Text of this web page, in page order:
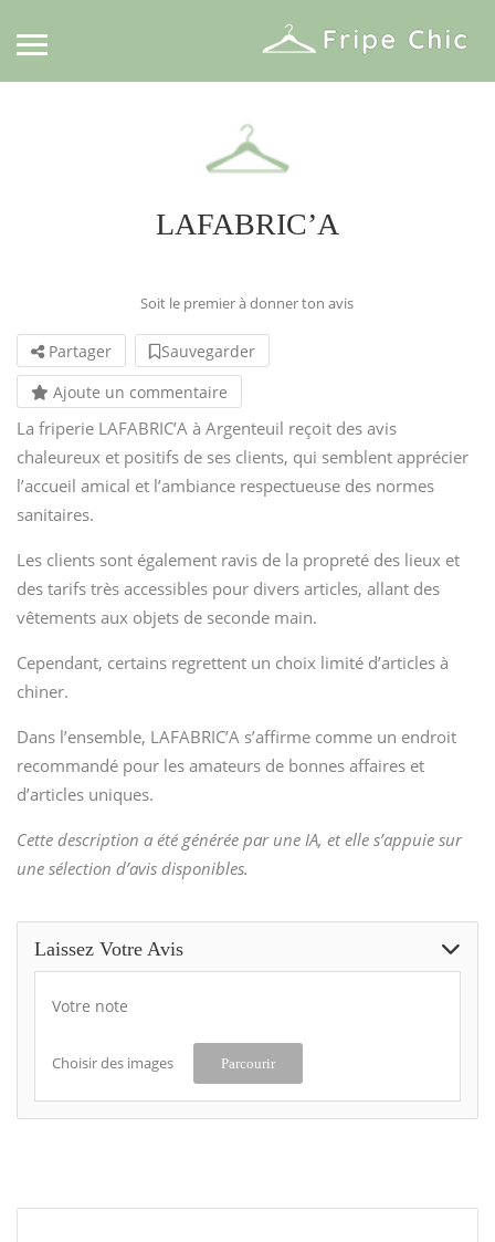
LAFABRIC’A
Soit le premier à donner ton avis
Partager
Sauvegarder
Ajoute un commentaire
La friperie LAFABRIC’A à Argenteuil reçoit des avis
chaleureux et positifs de ses clients, qui semblent apprécier
l’accueil amical et l’ambiance respectueuse des normes
sanitaires.
Les clients sont également ravis de la propreté des lieux et
des tarifs très accessibles pour divers articles, allant des
vêtements aux objets de seconde main.
Cependant, certains regrettent un choix limité d’articles à
chiner.
Dans l’ensemble, LAFABRIC’A s’affirme comme un endroit
recommandé pour les amateurs de bonnes affaires et
d’articles uniques.
Cette description a été générée par une IA, et elle s’appuie sur
une sélection d’avis disponibles.
Laissez Votre Avis
Votre note
Choisir des images Parcourir